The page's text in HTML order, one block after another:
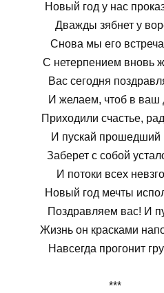
Новый год у нас
Дважды зябнет у
Снова мы его
С нетерпением вновь
Вас сегодня
И желаем, чтоб в ваш
Приходили счастье,
И пускай прошедший
Заберет с собой
И потоки всех
Новый год мечты
Поздравляем вас! И
Жизнь он красками
Навсегда прогонит
***